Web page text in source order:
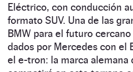
Eléctrico, con conducción
formato SUV. Una de las
BMW para el futuro
dados por Mercedes con el
el e-tron: la marca alemana